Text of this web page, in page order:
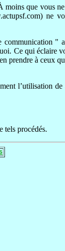
que vous
ne
"
Ce qui éclaire
prendre à ceux
l’utilisation
tels procédés.